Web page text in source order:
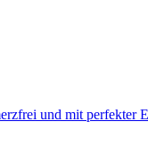
und mit perfekter